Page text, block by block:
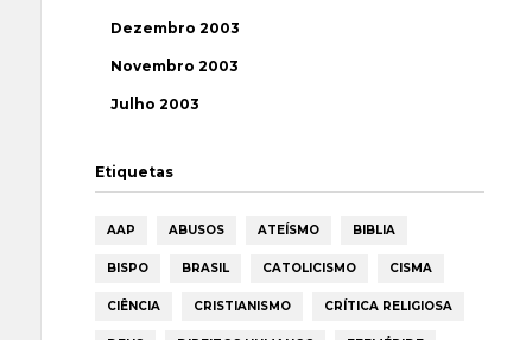
Dezembro 2003
Novembro 2003
Julho 2003
Etiquetas
AAP ABUSOS ATEÍSMO BIBLIA
BISPO BRASIL CATOLICISMO CISMA
CIÊNCIA CRISTIANISMO CRÍTICA RELIGIOSA